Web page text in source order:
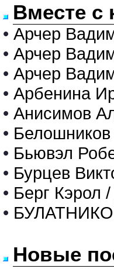
Вместе с
• Арчер
• Арчер
• Арчер
• Арбенина
• Анисимов
•
• Бьювэл
• Бурцев
• Берг Кэрол
•
Новые